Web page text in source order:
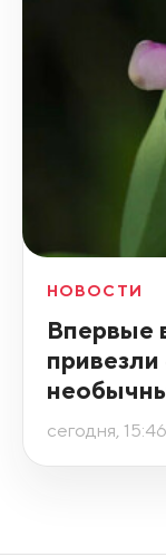
НОВОСТИ
Впервые
сегодня, 15:46